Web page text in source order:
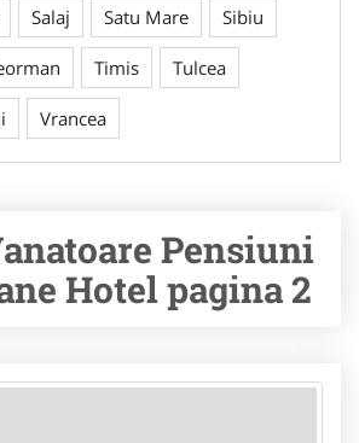
Salaj Satu Mare Sibiu
Timis Tulcea
Vrancea
Pensiuni
Hotel pagina 2